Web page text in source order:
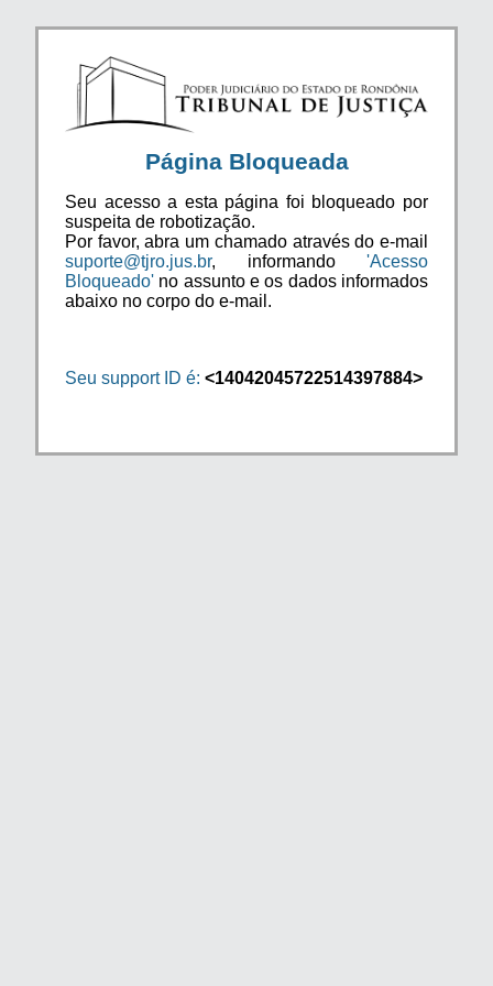
Página Bloqueada
Seu acesso a esta página foi bloqueado por
suspeita de robotização.
Por favor, abra um chamado através do e-mail
suporte@tjro.jus.br, informando 'Acesso
Bloqueado' no assunto e os dados informados
abaixo no corpo do e-mail.
Seu support ID é: <14042045722514397884>